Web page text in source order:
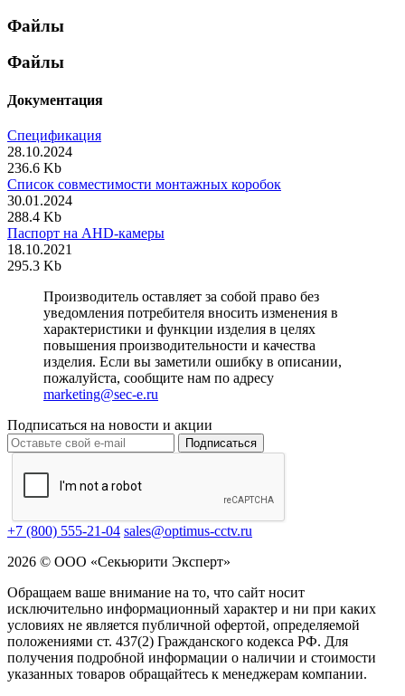
Файлы
Файлы
Документация
Спецификация
28.10.2024
236.6 Kb
Список совместимости монтажных коробок
30.01.2024
288.4 Kb
Паспорт на AHD-камеры
18.10.2021
295.3 Kb
Производитель оставляет за собой право без
уведомления потребителя вносить изменения в
характеристики и функции изделия в целях
повышения производительности и качества
изделия. Если вы заметили ошибку в описании,
пожалуйста, сообщите нам по адресу
marketing@sec-e.ru
Подписаться на новости и акции
Подписаться
+7 (800) 555-21-04 sales@optimus-cctv.ru
2026 © ООО «Секьюрити Эксперт»
Обращаем ваше внимание на то, что сайт носит
исключительно информационный характер и ни при каких
условиях не является публичной офертой, определяемой
положениями ст. 437(2) Гражданского кодекса РФ. Для
получения подробной информации о наличии и стоимости
указанных товаров обращайтесь к менеджерам компании.